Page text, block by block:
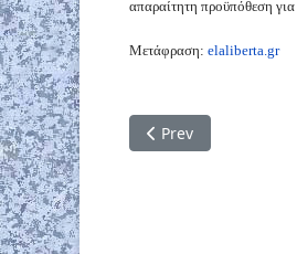
απαραίτητη προϋπόθεση
Μετάφραση: elaliberta.gr
Previous article:
Prev